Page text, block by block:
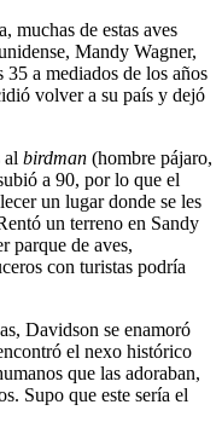
muchas de estas aves
Mandy Wagner,
35 a mediados de los años
volver a su país y dejó
al birdman (hombre pájaro,
a 90, por lo que el
un lugar donde se les
un terreno en Sandy
parque de aves,
con turistas podría
Davidson se enamoró
el nexo histórico
que las adoraban,
Supo que este sería el